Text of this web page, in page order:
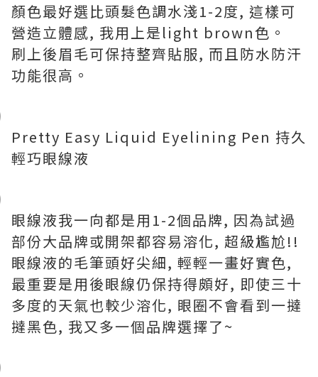
顏色最好選比頭髮色調水淺1-2度, 這樣可
營造立體感, 我用上是light brown色。
刷上後眉毛可保持整齊貼服, 而且防水防汗
功能很高。
Pretty Easy Liquid Eyelining Pen 持久
輕巧眼線液
眼線液我一向都是用1-2個品牌, 因為試過
部份大品牌或開架都容易溶化, 超級尷尬!!
眼線液的毛筆頭好尖細, 輕輕一畫好實色,
最重要是用後眼線仍保持得頗好, 即使三十
多度的天氣也較少溶化, 眼圈不會看到一撻
撻黑色, 我又多一個品牌選擇了~